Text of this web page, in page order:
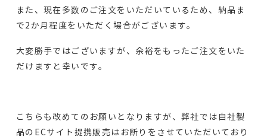
また、現在多数のご注文をいただいているため、納品ま
で2か月程度をいただく場合がございます。
大変勝手ではございますが、余裕をもったご注文をいた
だけますと幸いです。
こちらも改めてのお願いとなりますが、弊社では自社製
品のECサイト提携販売はお断りをさせていただいており